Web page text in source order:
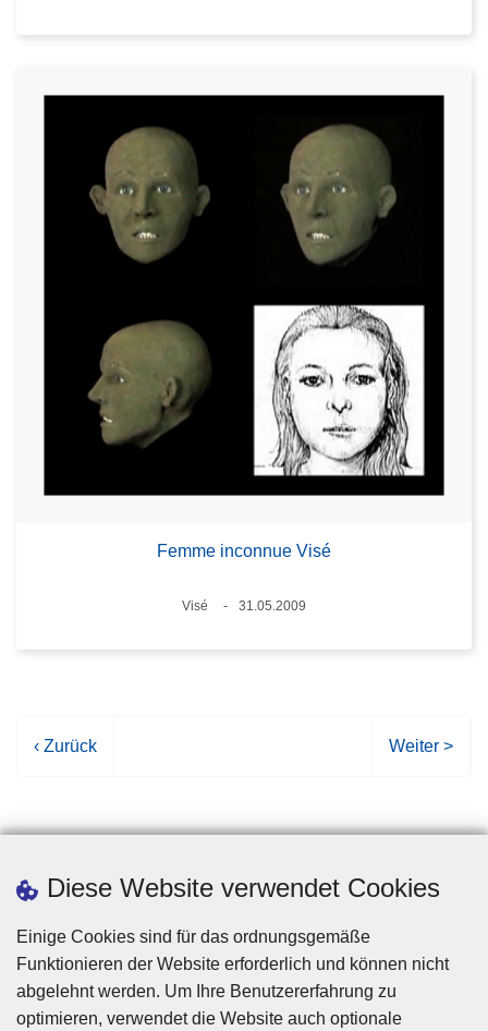
Diese Website verwendet Cookies
Einige Cookies sind für das ordnungsgemäße
Funktionieren der Website erforderlich und können nicht
abgelehnt werden. Um Ihre Benutzererfahrung zu
optimieren, verwendet die Website auch optionale
Femme inconnue Visé
Standort
Visé
31.05.2009
V
h
g
e
S
e
‹ Zurück
N
h
t
e
i
t
Weiter >